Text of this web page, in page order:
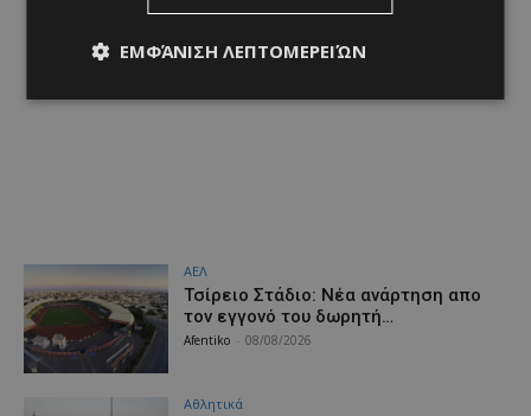
ΑΕΛ
Τσίρειο Στάδιο: Νέα ανάρτηση απο
τον εγγονό του δωρητή…
Afentiko 08/08/2026
Αθλητικά
ΕΜΦΆΝΙΣΗ ΛΕΠΤΟΜΕΡΕΙΏΝ